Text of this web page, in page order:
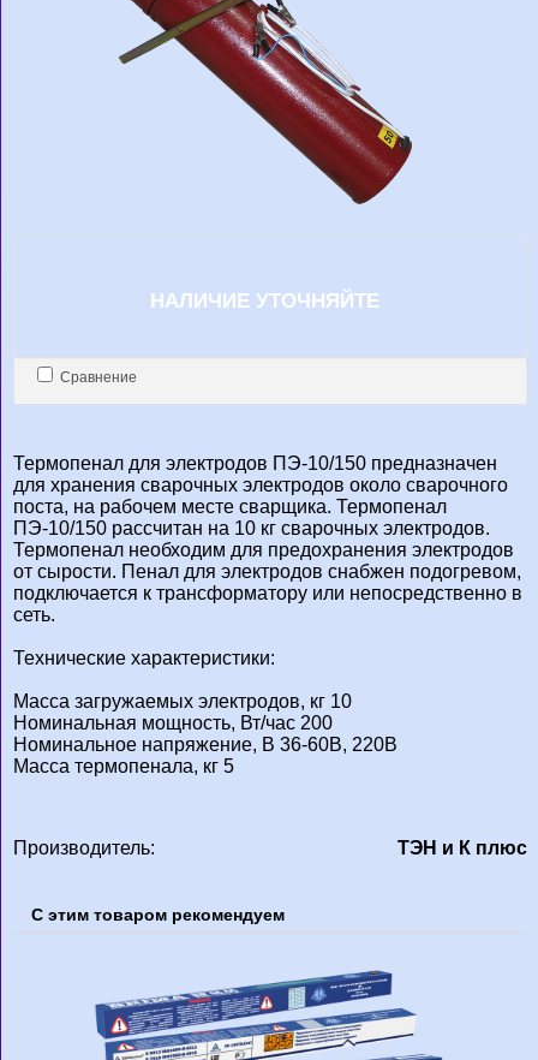
НАЛИЧИЕ УТОЧНЯЙТЕ
Сравнение
Термопенал для электродов ПЭ-10/150 предназначен
для хранения сварочных электродов около сварочного
поста, на рабочем месте сварщика. Термопенал
ПЭ-10/150 рассчитан на 10 кг сварочных электродов.
Термопенал необходим для предохранения электродов
от сырости. Пенал для электродов снабжен подогревом,
подключается к трансформатору или непосредственно в
сеть.
Технические характеристики:
Масса загружаемых электродов, кг 10
Номинальная мощность, Вт/час 200
Номинальное напряжение, В 36-60В, 220В
Масса термопенала, кг 5
Производитель: ТЭН и К плюс
С этим товаром рекомендуем